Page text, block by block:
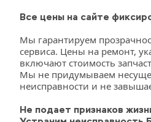
Все цены на сайте
Мы гарантируем
сервиса. Цены на ремонт,
включают стоимость
Мы не придумываем
неисправности и не
Не подает признаков